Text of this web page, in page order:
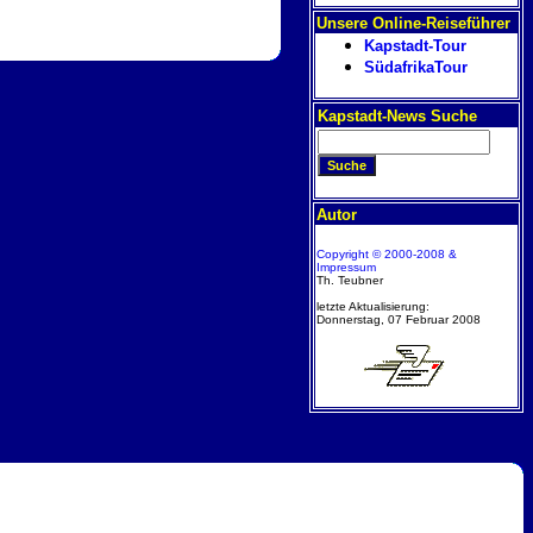
Unsere Online-Reiseführer
Kapstadt-Tour
SüdafrikaTour
Kapstadt-News Suche
Autor
Copyright © 2000-2008 &
Impressum
Th. Teubner
letzte Aktualisierung:
Donnerstag, 07 Februar 2008